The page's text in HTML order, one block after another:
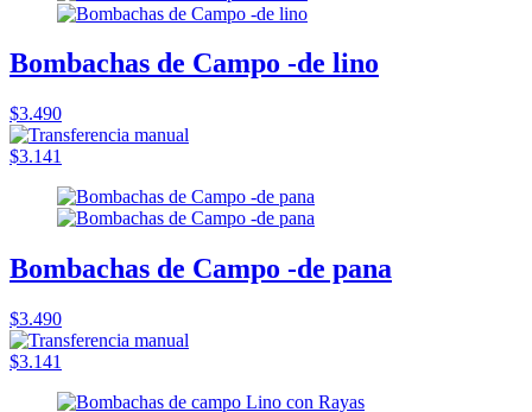
Bombachas de Campo -de lino
$3.490
$3.141
Bombachas de Campo -de pana
$3.490
$3.141